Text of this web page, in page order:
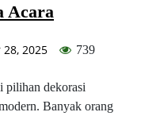
Acara
2025 739
pilihan dekorasi
Banyak orang